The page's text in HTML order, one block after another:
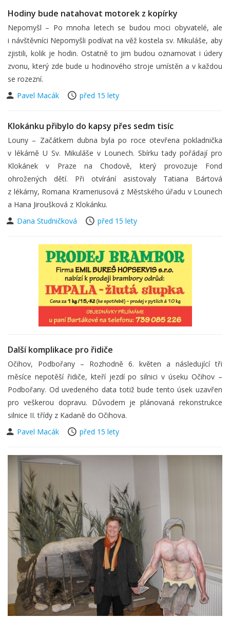
Hodiny bude natahovat motorek z kopírky
Nepomyšl – Po mnoha letech se budou moci obyvatelé, ale
i návštěvníci Nepomyšli podívat na věž kostela sv. Mikuláše, aby
zjistili, kolik je hodin. Ostatně to jim budou oznamovat i údery
zvonu, který zde bude u hodinového stroje umístěn a v každou
se rozezní.
Pavel Macák
před 15 lety
Klokánku přibylo do kapsy přes sedm tisíc
Louny – Začátkem dubna byla po roce otevřena pokladnička
v lékárně U Sv. Mikuláše v Lounech. Sbírku tady pořádají pro
Klokánek v Praze na Chodově, který provozuje Fond
ohrožených dětí. Při otvírání asistovaly Tatiana Bártová
z lékárny, Romana Krameriusová z Městského úřadu v Lounech
a Hana Jiroušková z Klokánku.
Dana Studničková
před 15 lety
Další komplikace pro řidiče
Očihov, Podbořany – Rozhodně 6. květen a následující tři
měsíce nepotěší řidiče, kteří jezdí po silnici v úseku Očihov –
Podbořany. Od uvedeného data totiž bude tento úsek uzavřen
pro veškerou dopravu. Důvodem je plánovaná rekonstrukce
silnice II. třídy z Kadaně do Očihova.
Pavel Macák
před 15 lety